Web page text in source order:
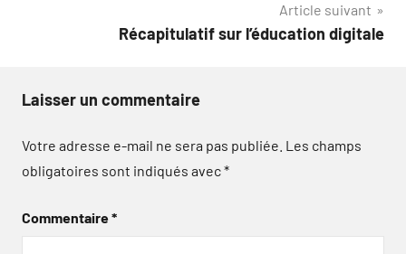
Article suivant
Récapitulatif sur l’éducation digitale
Laisser un commentaire
Votre adresse e-mail ne sera pas publiée. Les champs
obligatoires sont indiqués avec*
Commentaire*